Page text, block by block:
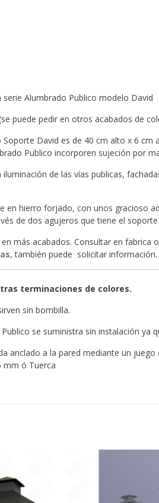
serie Alumbrado Publico modelo David
puede pedir en otros acabados de
David es de 40 cm alto x 6 cm
Publico incorporen sujeción por
iluminación de las vías publicas,
en hierro forjado, con unos gracioso
de dos agujeros que tiene el
más acabados. Consultar en
, también puede solicitar
terminaciones de colores.
sin bombilla.
se suministra sin instalación
anclado a la pared mediante un
mm ó Tuerca